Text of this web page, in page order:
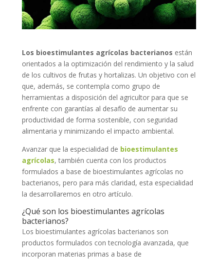
Los bioestimulantes agrícolas bacterianos están
orientados a la optimización del rendimiento y la salud
de los cultivos de frutas y hortalizas. Un objetivo con el
que, además, se contempla como grupo de
herramientas a disposición del agricultor para que se
enfrente con garantías al desafío de aumentar su
productividad de forma sostenible, con seguridad
alimentaria y minimizando el impacto ambiental.
Avanzar que la especialidad de bioestimulantes
agrícolas, también cuenta con los productos
formulados a base de bioestimulantes agrícolas no
bacterianos, pero para más claridad, esta especialidad
la desarrollaremos en otro artículo.
¿Qué son los bioestimulantes agrícolas
bacterianos?
Los bioestimulantes agrícolas bacterianos son
productos formulados con tecnología avanzada, que
incorporan materias primas a base de